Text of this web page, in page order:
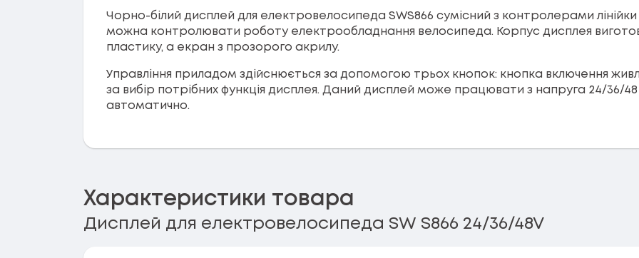
Чорно-білий дисплей для електровелосипеда SWS866 сумісний з контролерами
можна контролювати роботу електрообладнання велосипеда. Корпус дисплея
пластику, а екран з прозорого акрилу.
Управління приладом здійснюється за допомогою трьох кнопок: кнопка включення
за вибір потрібних функція дисплея. Даний дисплей може працювати з напруга 24/36/
автоматично.
Характеристики товара
Дисплей для електровелосипеда SW S866 24/36/48V